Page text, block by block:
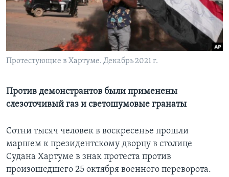
Learning English
СОЦИАЛЬНЫЕ СЕТИ
Языки
Протестующие в Хартуме. Декабрь 2021 г.
Против демонстрантов были применены
слезоточивый газ и светошумовые гранаты
Сотни тысяч человек в воскресенье прошли
маршем к президентскому дворцу в столице
Судана Хартуме в знак протеста против
произошедшего 25 октября военного переворота.